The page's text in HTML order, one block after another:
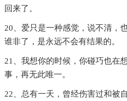
回来了。
20、爱只是一种感觉，说不清，
谁非了，是永远不会有结果的。
21、我想你的时候，你碰巧也在
事，再无此唯一。
22、总有一天，曾经伤害过和被